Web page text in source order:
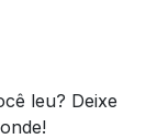
leu? Deixe